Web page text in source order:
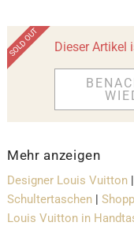
Dieser
Mehr anzeigen
Designer Louis Vuitton |
Schultertaschen |
Louis Vuitton in